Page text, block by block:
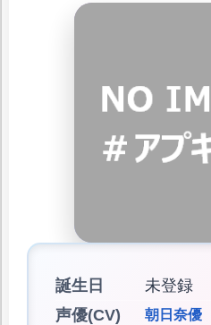
誕生日
未登録
声優(CV)
朝日奈優